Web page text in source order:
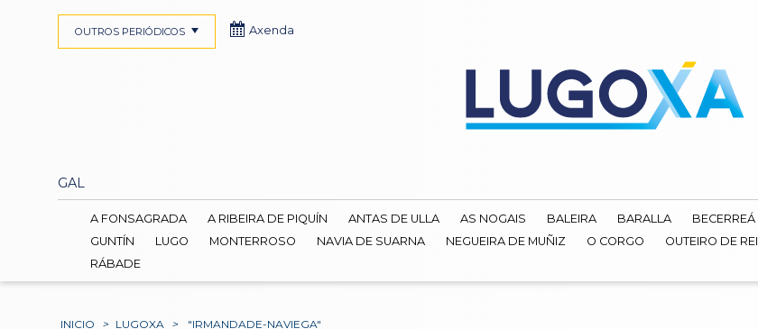
GAL
OUTROS PERIÓDICOS Axenda
A FONSAGRADA A RIBEIRA DE PIQUÍN ANTAS DE ULLA AS NOGAIS BALEIRA BARALLA BECERREÁ
GUNTÍN
LUGO MONTERROSO NAVIA DE SUARNA NEGUEIRA DE MUÑIZ O CORGO OUTEIRO DE REI
RÁBADE
INICIO > LUGOXA > "IRMANDADE-NAVIEGA"